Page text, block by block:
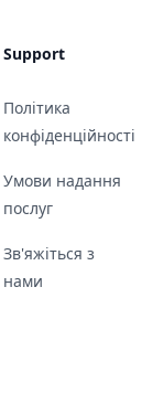
Support
Політика
конфіденційності
Умови надання
послуг
Зв'яжіться з
нами